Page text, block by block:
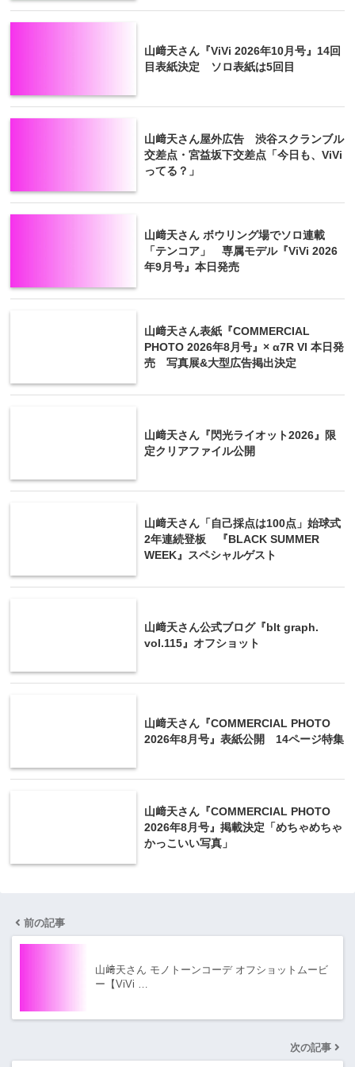
山﨑天さん『ViVi 2026年10月号』14回
目表紙決定 ソロ表紙は5回目
山﨑天さん屋外広告 渋谷スクランブル
交差点・宮益坂下交差点「今日も、ViVi
ってる？」
山﨑天さん ボウリング場でソロ連載
「テンコア」 専属モデル『ViVi 2026
年9月号』本日発売
山﨑天さん表紙『COMMERCIAL
PHOTO 2026年8月号』× α7R VI 本日発
売 写真展&大型広告掲出決定
山﨑天さん『閃光ライオット2026』限
定クリアファイル公開
山﨑天さん「自己採点は100点」始球式
2年連続登板 『BLACK SUMMER
WEEK』スペシャルゲスト
山﨑天さん公式ブログ『blt graph.
vol.115』オフショット
山﨑天さん『COMMERCIAL PHOTO
2026年8月号』表紙公開 14ページ特集
山﨑天さん『COMMERCIAL PHOTO
2026年8月号』掲載決定「めちゃめちゃ
かっこいい写真」
前の記事
山﨑天さん モノトーンコーデ オフショットムービ
ー【ViVi …
次の記事